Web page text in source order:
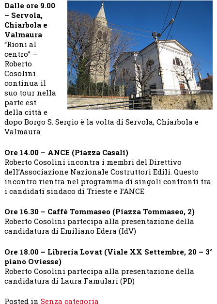
Dalle ore 9.00
– Servola,
Chiarbola e
Valmaura
“Rioni al
centro” –
Roberto
Cosolini
continua il
suo tour nella
parte est
della città e
dopo Borgo S. Sergio è la volta di Servola, Chiarbola e
Valmaura
Ore 14.00 – ANCE (Piazza Casali)
Roberto Cosolini incontra i membri del Direttivo
dell’Associazione Nazionale Costruttori Edili. Questo
incontro rientra nel programma di singoli confronti tra
i candidati sindaco di Trieste e l’ANCE
Ore 16.30 – Caffè Tommaseo (Piazza Tommaseo, 2)
Roberto Cosolini partecipa alla presentazione della
candidatura di Emiliano Edera (IdV)
Ore 18.00 – Libreria Lovat (Viale XX Settembre, 20 – 3°
piano Oviesse)
Roberto Cosolini partecipa alla presentazione della
candidatura di Laura Famulari (PD)
Posted in Senza categoria